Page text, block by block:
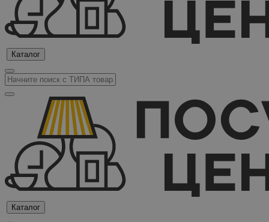
Каталог
Каталог